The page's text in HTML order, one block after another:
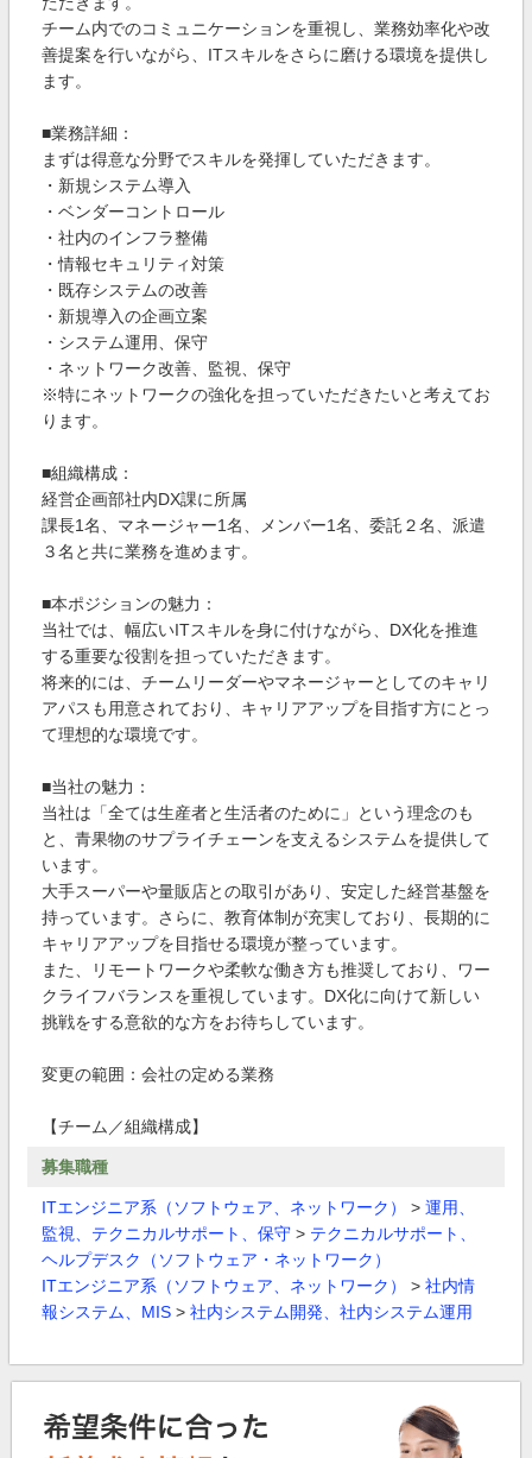
チーム内でのコミュニケーションを重視し、業務効率化や改
善提案を行いながら、ITスキルをさらに磨ける環境を提供し
ます。
■業務詳細：
まずは得意な分野でスキルを発揮していただきます。
・新規システム導入
・ベンダーコントロール
・社内のインフラ整備
・情報セキュリティ対策
・既存システムの改善
・新規導入の企画立案
・システム運用、保守
・ネットワーク改善、監視、保守
※特にネットワークの強化を担っていただきたいと考えてお
ります。
■組織構成：
経営企画部社内DX課に所属
課長1名、マネージャー1名、メンバー1名、委託２名、派遣
３名と共に業務を進めます。
■本ポジションの魅力：
当社では、幅広いITスキルを身に付けながら、DX化を推進
する重要な役割を担っていただきます。
将来的には、チームリーダーやマネージャーとしてのキャリ
アパスも用意されており、キャリアアップを目指す方にとっ
て理想的な環境です。
■当社の魅力：
当社は「全ては生産者と生活者のために」という理念のも
と、青果物のサプライチェーンを支えるシステムを提供して
います。
大手スーパーや量販店との取引があり、安定した経営基盤を
持っています。さらに、教育体制が充実しており、長期的に
キャリアアップを目指せる環境が整っています。
また、リモートワークや柔軟な働き方も推奨しており、ワー
クライフバランスを重視しています。DX化に向けて新しい
挑戦をする意欲的な方をお待ちしています。
変更の範囲：会社の定める業務
【チーム／組織構成】
募集職種
ITエンジニア系（ソフトウェア、ネットワーク） > 運用、
監視、テクニカルサポート、保守 > テクニカルサポート、
ヘルプデスク（ソフトウェア・ネットワーク）
ITエンジニア系（ソフトウェア、ネットワーク）
> 社内情
報システム、MIS > 社内システム開発、社内システム運用